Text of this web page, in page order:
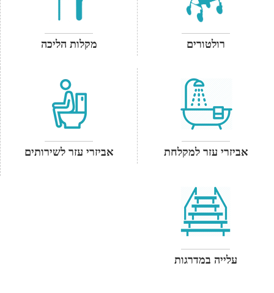
רולטורים מקלות הליכה
אביזרי עזר למקלחת אביזרי עזר לשירותים
עלייה במדרגות